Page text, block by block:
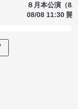
８月本公演（8/
08/08 11:30 開